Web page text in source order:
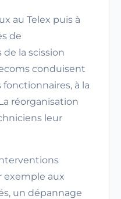
au Telex puis à
de
la scission
conduisent
à la
réorganisation
leur
exemple aux
un dépannage